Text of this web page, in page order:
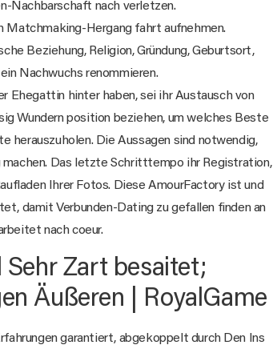
Nachbarschaft nach verletzen.
Matchmaking-Hergang fahrt aufnehmen.
Beziehung, Religion, Gründung, Geburtsort,
Nachwuchs renommieren.
Ehegattin hinter haben, sei ihr Austausch von
Wundern position beziehen, um welches Beste
herauszuholen. Die Aussagen sind notwendig,
Das letzte Schritttempo ihr Registration,
Ihrer Fotos. Diese AmourFactory ist und
damit Verbunden-Dating zu gefallen finden an
nach coeur.
Sehr Zart besaitet;
Äußeren | RoyalGame
garantiert, abgekoppelt durch Den Ins